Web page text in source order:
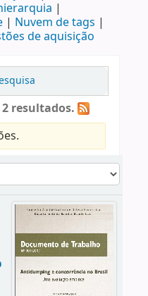
Nuvem de tags
de aquisição
resultados.